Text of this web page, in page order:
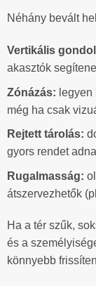
Néhány bevált
Vertikális
akasztók
Zónázás: legyen
még ha csak
Rejtett tárolás:
gyors rendet
Rugalmasság:
átszervezhetők
Ha a tér szűk,
és a
könnyebb